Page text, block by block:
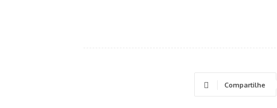
Compartilhe